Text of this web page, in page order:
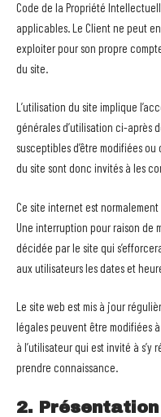
Code de la Propriété
applicables. Le Client ne peut
exploiter pour son propre
du site.
L’utilisation du site implique
générales d’utilisation ci-après
susceptibles d’être modifiées
du site sont donc invités à les
Ce site internet est
Une interruption pour raison
décidée par le site qui
aux utilisateurs les dates et
Le site web est mis à jour
légales peuvent être modifiées
à l’utilisateur qui est invité à s’y
prendre connaissance.
2.